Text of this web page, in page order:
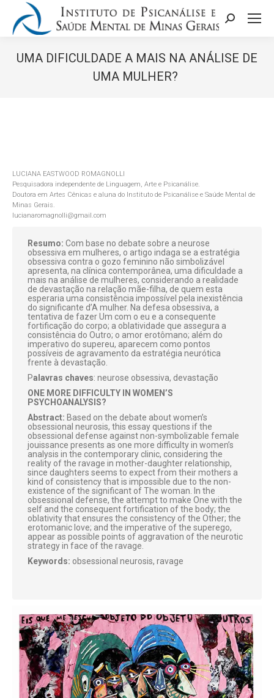
Search:
UMA DIFICULDADE A MAIS NA ANÁLISE DE
UMA MULHER?
LUCIANA EASTWOOD ROMAGNOLLI
Pesquisadora independente de Linguagem, Arte e Psicanálise.
Doutora em Artes Cênicas e aluna do Instituto de Psicanálise e Saúde Mental de
Minas Gerais.
lucianaromagnolli@gmail.com
Resumo: Com base no debate sobre a neurose
obsessiva em mulheres, o artigo indaga se a estratégia
obsessiva contra o gozo feminino não simbolizável
apresenta, na clínica contemporânea, uma dificuldade a
mais na análise de mulheres, considerando a realidade
de devastação na relação mãe-filha, de quem esta
esperaria uma consistência impossível pela inexistência
do significante d’A mulher. Na defesa obsessiva, a
tentativa de fazer Um com o eu e a consequente
fortificação do corpo; a oblatividade que assegura a
consistência do Outro; o amor erotômano; além do
imperativo do supereu, aparecem como pontos
possíveis de agravamento da estratégia neurótica
frente à devastação.
Palavras chaves: neurose obsessiva, devastação
ONE MORE DIFFICULTY IN WOMEN’S
PSYCHOANALYSIS?
Abstract: Based on the debate about women’s
obsessional neurosis, this essay questions if the
obsessional defense against non-symbolizable female
jouissance presents as one more difficulty in women’s
analysis in the contemporary clinic, considering the
reality of the ravage in mother-daughter relationship,
since daughters seems to expect from their mothers a
kind of consistency that is impossible due to the non-
existence of the significant of The woman. In the
obsessional defense, the attempt to make One with the
self and the consequent fortification of the body; the
oblativity that ensures the consistency of the Other; the
erotomanic love; and the imperative of the superego,
appear as possible points of aggravation of the neurotic
strategy in face of the ravage.
Keywords: obsessional neurosis, ravage